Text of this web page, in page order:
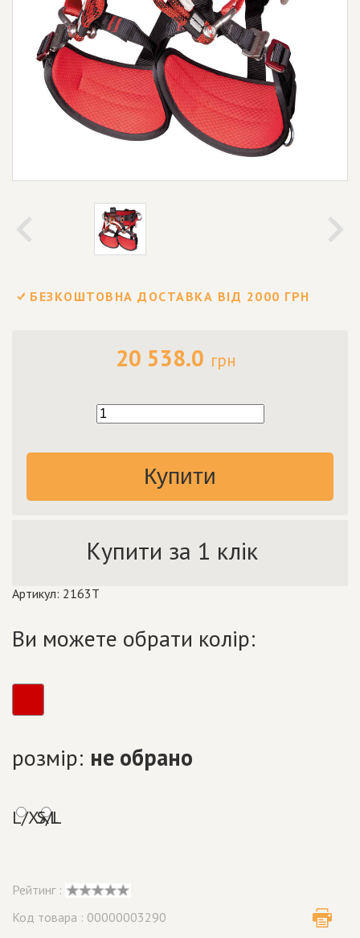
БЕЗКОШТОВНА ДОСТАВКА ВІД 2000 ГРН
20 538.0 грн
Купити
Купити за 1 клік
Артикул: 2163T
Ви можете обрати колір:
розмір: не обрано
L/XXL
S/L
Рейтинг :
Код товара : 00000003290